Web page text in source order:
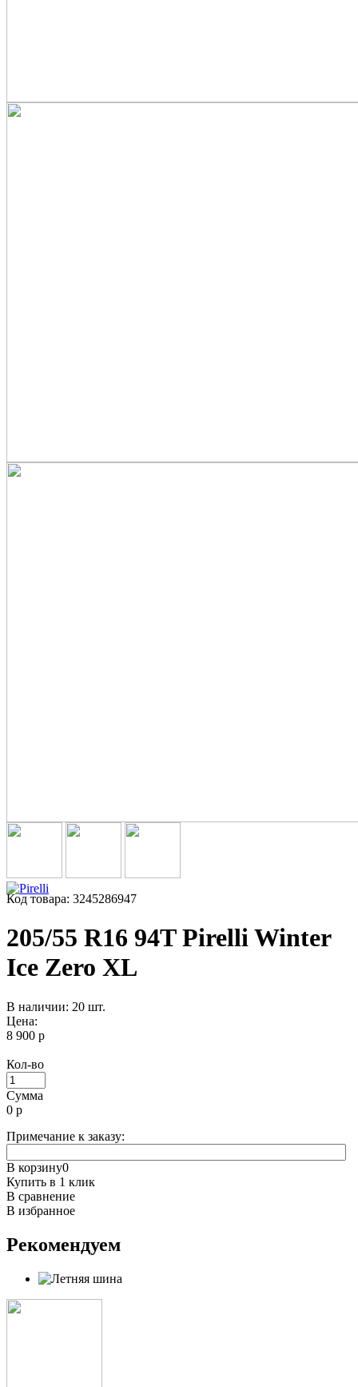
Код товара: 3245286947
205/55 R16 94T Pirelli Winter
Ice Zero XL
В наличии: 20 шт.
Цена:
8 900 р
Кол-во
Сумма
0 р
Примечание к заказу:
В корзину0
Купить в 1 клик
В сравнение
В избранное
Рекомендуем